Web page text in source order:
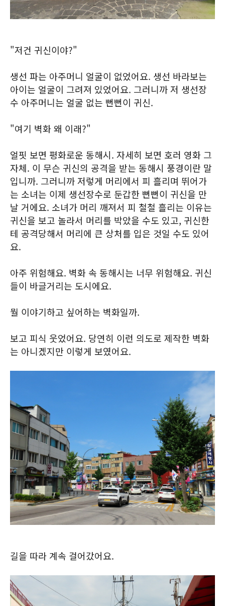
"저건 귀신이야?"
생선 파는 아주머니 얼굴이 없었어요. 생선 바라보는
아이는 얼굴이 그려져 있었어요. 그러니까 저 생선장
수 아주머니는 얼굴 없는 뻔뻔이 귀신.
"여기 벽화 왜 이래?"
얼핏 보면 평화로운 동해시. 자세히 보면 호러 영화 그
자체. 이 무슨 귀신의 공격을 받는 동해시 풍경이란 말
입니까. 그러니까 저렇게 머리에서 피 흘리며 뛰어가
는 소녀는 이제 생선장수로 둔갑한 뻔뻔이 귀신을 만
날 거에요. 소녀가 머리 깨져서 피 철철 흘리는 이유는
귀신을 보고 놀라서 머리를 박았을 수도 있고, 귀신한
테 공격당해서 머리에 큰 상처를 입은 것일 수도 있어
요.
아주 위험해요. 벽화 속 동해시는 너무 위험해요. 귀신
들이 바글거리는 도시에요.
뭘 이야기하고 싶어하는 벽화일까.
보고 피식 웃었어요. 당연히 이런 의도로 제작한 벽화
는 아니겠지만 이렇게 보였어요.
길을 따라 계속 걸어갔어요.